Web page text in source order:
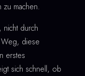
zu machen.
nicht durch
diese
erstes
sich schnell, ob